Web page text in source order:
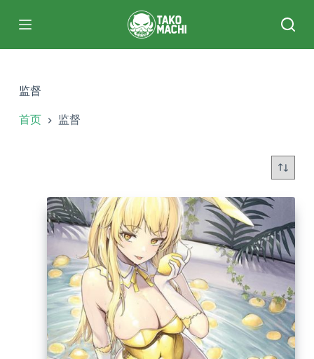
过
监督
首页 监督